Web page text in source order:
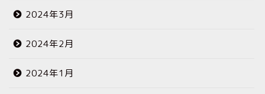
2024年3月
2024年2月
2024年1月